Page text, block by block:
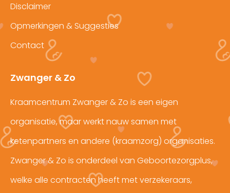
Disclaimer
Opmerkingen & Suggesties
Contact
Zwanger & Zo
Kraamcentrum Zwanger & Zo is een eigen
organisatie, maar werkt nauw samen met
ketenpartners en andere (kraamzorg) organisaties.
Zwanger & Zo is onderdeel van Geboortezorgplus,
welke alle contracten heeft met verzekeraars,